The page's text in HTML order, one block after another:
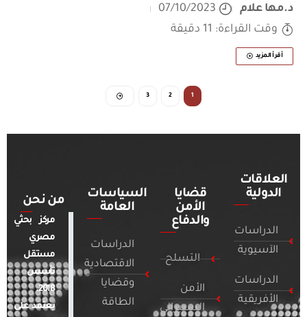
د.مها علام
07/10/2023
وقت القراءة: 11 دقيقة
أقرأ المزيد
العلاقات
الدولية
الدراسات
الآسيوية
الدراسات
الأفريقية
قضايا
الأمن
والدفاع
التسلح
الأمن
السيبراني
السياسات
العامة
الدراسات
الاقتصادية
وقضايا
الطاقة
من نحن
مركز بحثي
مصري
مستقل
تأسس
2018.
يعتمد على